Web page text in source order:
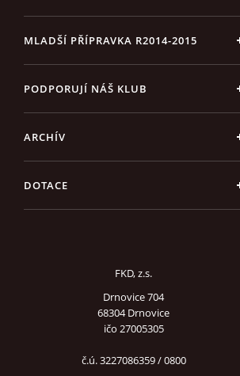
MLADŠÍ PŘÍPRAVKA R2014-2015
PODPORUJÍ NÁŠ KLUB
ARCHÍV
DOTACE
FKD, z.s.
Drnovice 704
68304 Drnovice
ičo 27005305
č.ú. 3227086359 / 0800